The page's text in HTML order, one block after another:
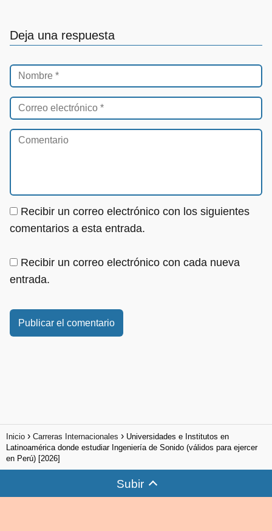
Deja una respuesta
Recibir un correo electrónico con los siguientes
comentarios a esta entrada.
Recibir un correo electrónico con cada nueva
entrada.
Inicio Carreras Internacionales
Universidades e Institutos en
Latinoamérica donde estudiar Ingeniería de Sonido (válidos para ejercer
en Perú) [2026]
Subir